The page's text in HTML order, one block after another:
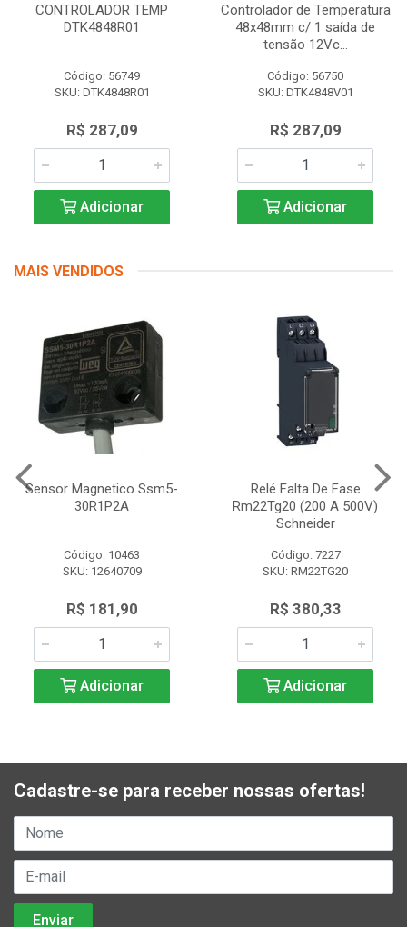
CONTROLADOR TEMP
DTK4848R01
Código: 56749
SKU: DTK4848R01
R$ 287,09
Adicionar
Controlador de Temperatura
48x48mm c/ 1 saída de
tensão 12Vc...
Código: 56750
SKU: DTK4848V01
R$ 287,09
Adicionar
MAIS VENDIDOS
Sensor Magnetico Ssm5-
30R1P2A
Código: 10463
SKU: 12640709
R$ 181,90
Adicionar
Relé Falta De Fase
Rm22Tg20 (200 A 500V)
Schneider
Código: 7227
SKU: RM22TG20
R$ 380,33
Adicionar
Cadastre-se para receber nossas ofertas!